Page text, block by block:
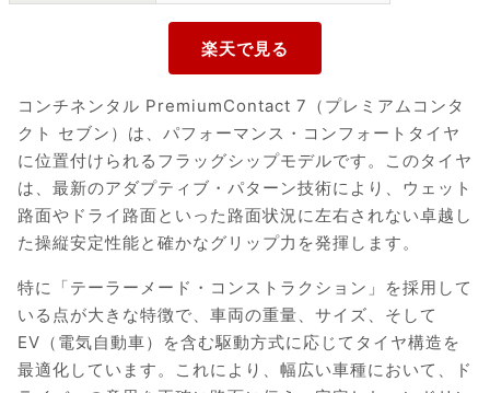
コンチネンタル PremiumContact 7（プレミアムコンタ
クト セブン）は、パフォーマンス・コンフォートタイヤ
に位置付けられるフラッグシップモデルです。このタイヤ
は、最新のアダプティブ・パターン技術により、ウェット
路面やドライ路面といった路面状況に左右されない卓越し
た操縦安定性能と確かなグリップ力を発揮します。
特に「テーラーメード・コンストラクション」を採用して
いる点が大きな特徴で、車両の重量、サイズ、そして
EV（電気自動車）を含む駆動方式に応じてタイヤ構造を
最適化しています。これにより、幅広い車種において、ド